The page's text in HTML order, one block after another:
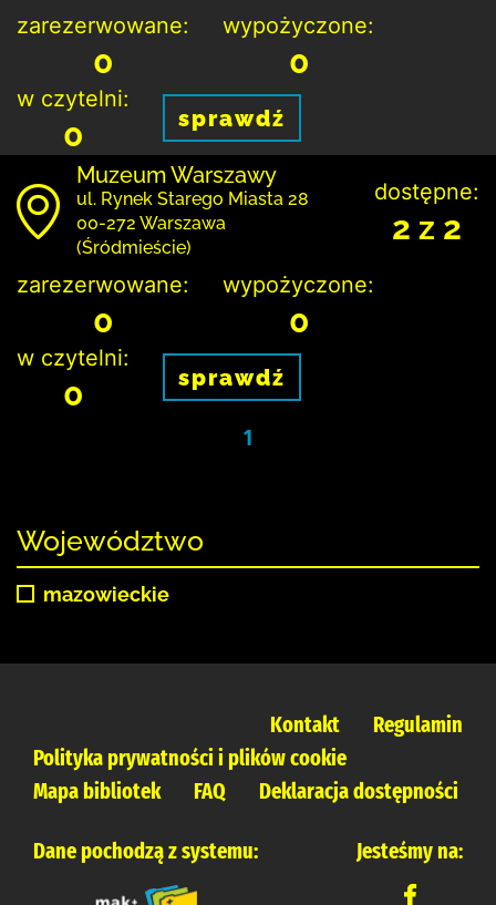
zarezerwowane:
0
wypożyczone:
0
w czytelni:
0 sprawdź
Muzeum Warszawy
ul. Rynek Starego Miasta 28
00-272 Warszawa
(Śródmieście)
dostępne:
2 z 2
zarezerwowane:
0
wypożyczone:
0
w czytelni:
0 sprawdź
1
Województwo
mazowieckie
Kontakt
Regulamin
Polityka prywatności i plików cookie
Mapa bibliotek
FAQ Deklaracja dostępności
Dane pochodzą z systemu: Jesteśmy na: